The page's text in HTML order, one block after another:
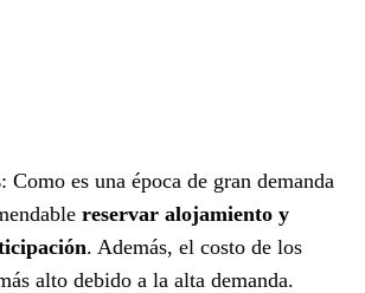
: Como es una época de gran demanda
reservar alojamiento y
. Además, el costo de los
alto debido a la alta demanda.